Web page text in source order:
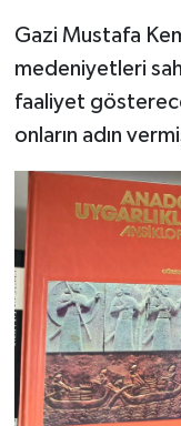
Gazi Mustafa
medeniyetleri
faaliyet
onların adın